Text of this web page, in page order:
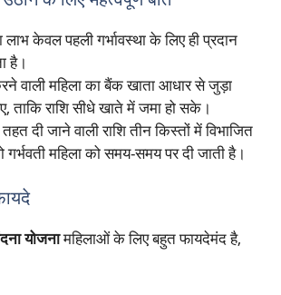
लाभ केवल पहली गर्भावस्था के लिए ही प्रदान
है।
वाली महिला का बैंक खाता आधार से जुड़ा
ताकि राशि सीधे खाते में जमा हो सके।
दी जाने वाली राशि तीन किस्तों में विभाजित
गर्भवती महिला को समय-समय पर दी जाती है।
योजनामहिलाओं के लिए बहुत फायदेमंद है,